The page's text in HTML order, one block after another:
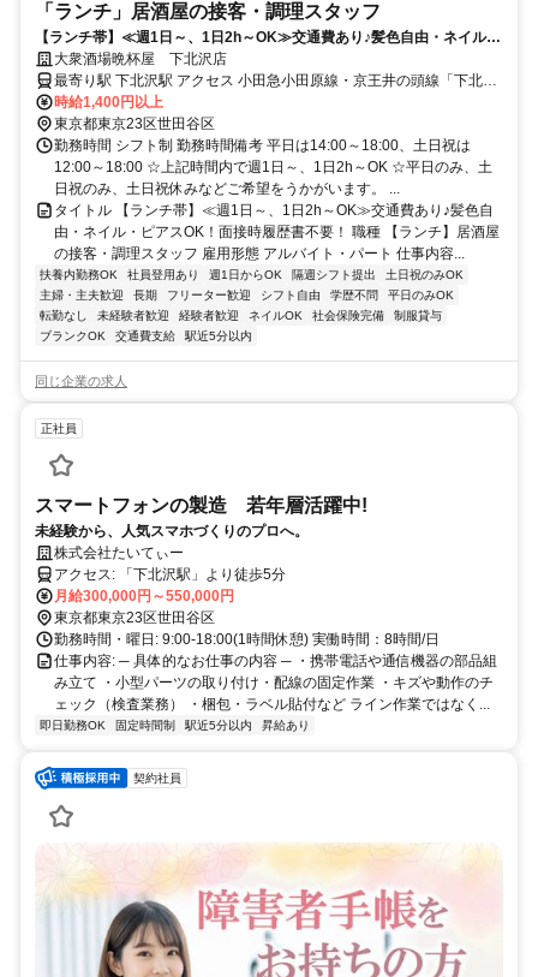
「ランチ」居酒屋の接客・調理スタッフ
【ランチ帯】≪週1日～、1日2h～OK≫交通費あり♪髪色自由・ネイル・
ピアスOK！面接時履歴書不要！
大衆酒場晩杯屋 下北沢店
最寄り駅 下北沢駅 アクセス 小田急小田原線・京王井の頭線「下北沢
駅」東口より徒歩1分 京王井の頭線「池ノ上駅」南口より徒歩7分 小
田急小田原線「世田谷代田駅」東口より徒歩12分 ☆駅チカで通勤
楽々！
時給1,400円以上
東京都東京23区世田谷区
勤務時間 シフト制 勤務時間備考 平日は14:00～18:00、土日祝は
12:00～18:00 ☆上記時間内で週1日～、1日2h～OK ☆平日のみ、土
日祝のみ、土日祝休みなどご希望をうかがいます。 ...
タイトル 【ランチ帯】≪週1日～、1日2h～OK≫交通費あり♪髪色自
由・ネイル・ピアスOK！面接時履歴書不要！ 職種 【ランチ】居酒屋
の接客・調理スタッフ 雇用形態 アルバイト・パート 仕事内容...
扶養内勤務OK 社員登用あり 週1日からOK 隔週シフト提出
土日祝のみOK
主婦・主夫歓迎
長期 フリーター歓迎 シフト自由 学歴不問
平日のみOK
転勤なし
未経験者歓迎 経験者歓迎 ネイルOK 社会保険完備
制服貸与
ブランクOK
交通費支給 駅近5分以内
同じ企業の求人
正社員
スマートフォンの製造 若年層活躍中!
未経験から、人気スマホづくりのプロへ。
株式会社たいてぃー
アクセス: 「下北沢駅」より徒歩5分
月給300,000円～550,000円
東京都東京23区世田谷区
勤務時間・曜日: 9:00-18:00(1時間休憩) 実働時間：8時間/日
仕事内容: ─ 具体的なお仕事の内容 ─ ・携帯電話や通信機器の部品組
み立て ・小型パーツの取り付け・配線の固定作業 ・キズや動作のチ
ェック（検査業務） ・梱包・ラベル貼付など ライン作業ではなく...
即日勤務OK 固定時間制 駅近5分以内 昇給あり
契約社員